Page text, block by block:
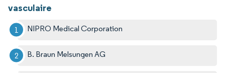
vasculaire
NIPRO Medical Corporation
B. Braun Melsungen AG